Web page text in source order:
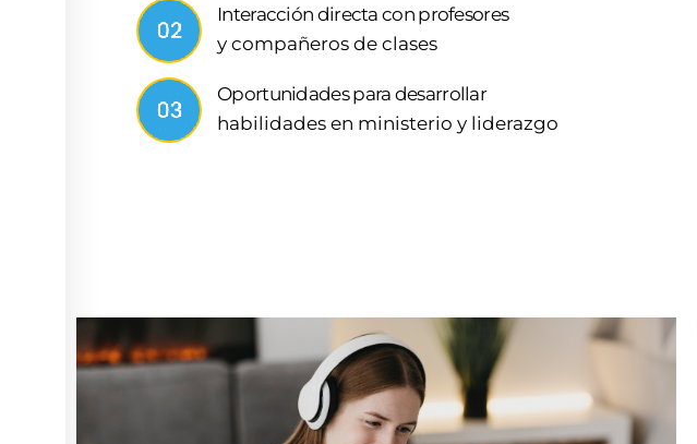
Interacción directa con profesores
y compañeros de clases
Oportunidades para desarrollar
habilidades en ministerio y liderazgo